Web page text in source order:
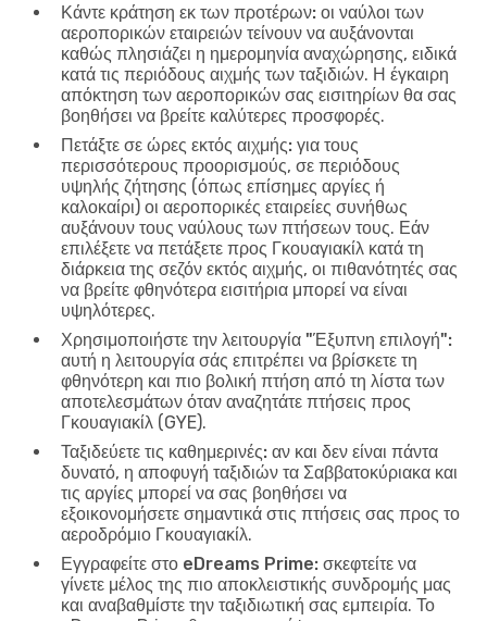
Κάντε κράτηση εκ των προτέρων: οι ναύλοι των
αεροπορικών εταιρειών τείνουν να αυξάνονται
καθώς πλησιάζει η ημερομηνία αναχώρησης, ειδικά
κατά τις περιόδους αιχμής των ταξιδιών. Η έγκαιρη
απόκτηση των αεροπορικών σας εισιτηρίων θα σας
βοηθήσει να βρείτε καλύτερες προσφορές.
Πετάξτε σε ώρες εκτός αιχμής: για τους
περισσότερους προορισμούς, σε περιόδους
υψηλής ζήτησης (όπως επίσημες αργίες ή
καλοκαίρι) οι αεροπορικές εταιρείες συνήθως
αυξάνουν τους ναύλους των πτήσεων τους. Εάν
επιλέξετε να πετάξετε προς Γκουαγιακίλ κατά τη
διάρκεια της σεζόν εκτός αιχμής, οι πιθανότητές σας
να βρείτε φθηνότερα εισιτήρια μπορεί να είναι
υψηλότερες.
Χρησιμοποιήστε την λειτουργία "Έξυπνη επιλογή":
αυτή η λειτουργία σάς επιτρέπει να βρίσκετε τη
φθηνότερη και πιο βολική πτήση από τη λίστα των
αποτελεσμάτων όταν αναζητάτε πτήσεις προς
Γκουαγιακίλ (GYE).
Ταξιδεύετε τις καθημερινές: αν και δεν είναι πάντα
δυνατό, η αποφυγή ταξιδιών τα Σαββατοκύριακα και
τις αργίες μπορεί να σας βοηθήσει να
εξοικονομήσετε σημαντικά στις πτήσεις σας προς το
αεροδρόμιο Γκουαγιακίλ.
Εγγραφείτε στο eDreams Prime: σκεφτείτε να
γίνετε μέλος της πιο αποκλειστικής συνδρομής μας
και αναβαθμίστε την ταξιδιωτική σας εμπειρία. Το